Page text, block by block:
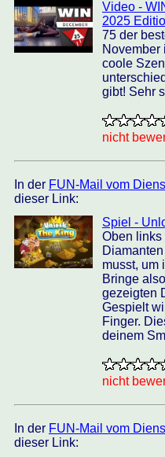
Video -
2025
75 der
November
coole
gibt! Sehr
nicht
In der FUN-Mail vom
dieser Link:
Spiel -
Oben
musst, um
Bringe
gezeigten
Gespielt
Finger.
deinem
nicht
In der FUN-Mail vom
dieser Link: